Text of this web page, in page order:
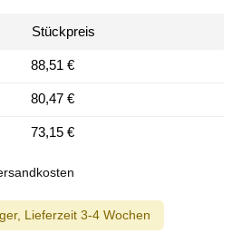
Stückpreis
88,51 €
80,47 €
73,15 €
Lieferzeit 3-4 Wochen